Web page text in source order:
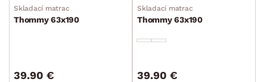
Skladací matrac
Thommy 63x190
39.90 €
Skladací matrac
Thommy 63x190
39.90 €